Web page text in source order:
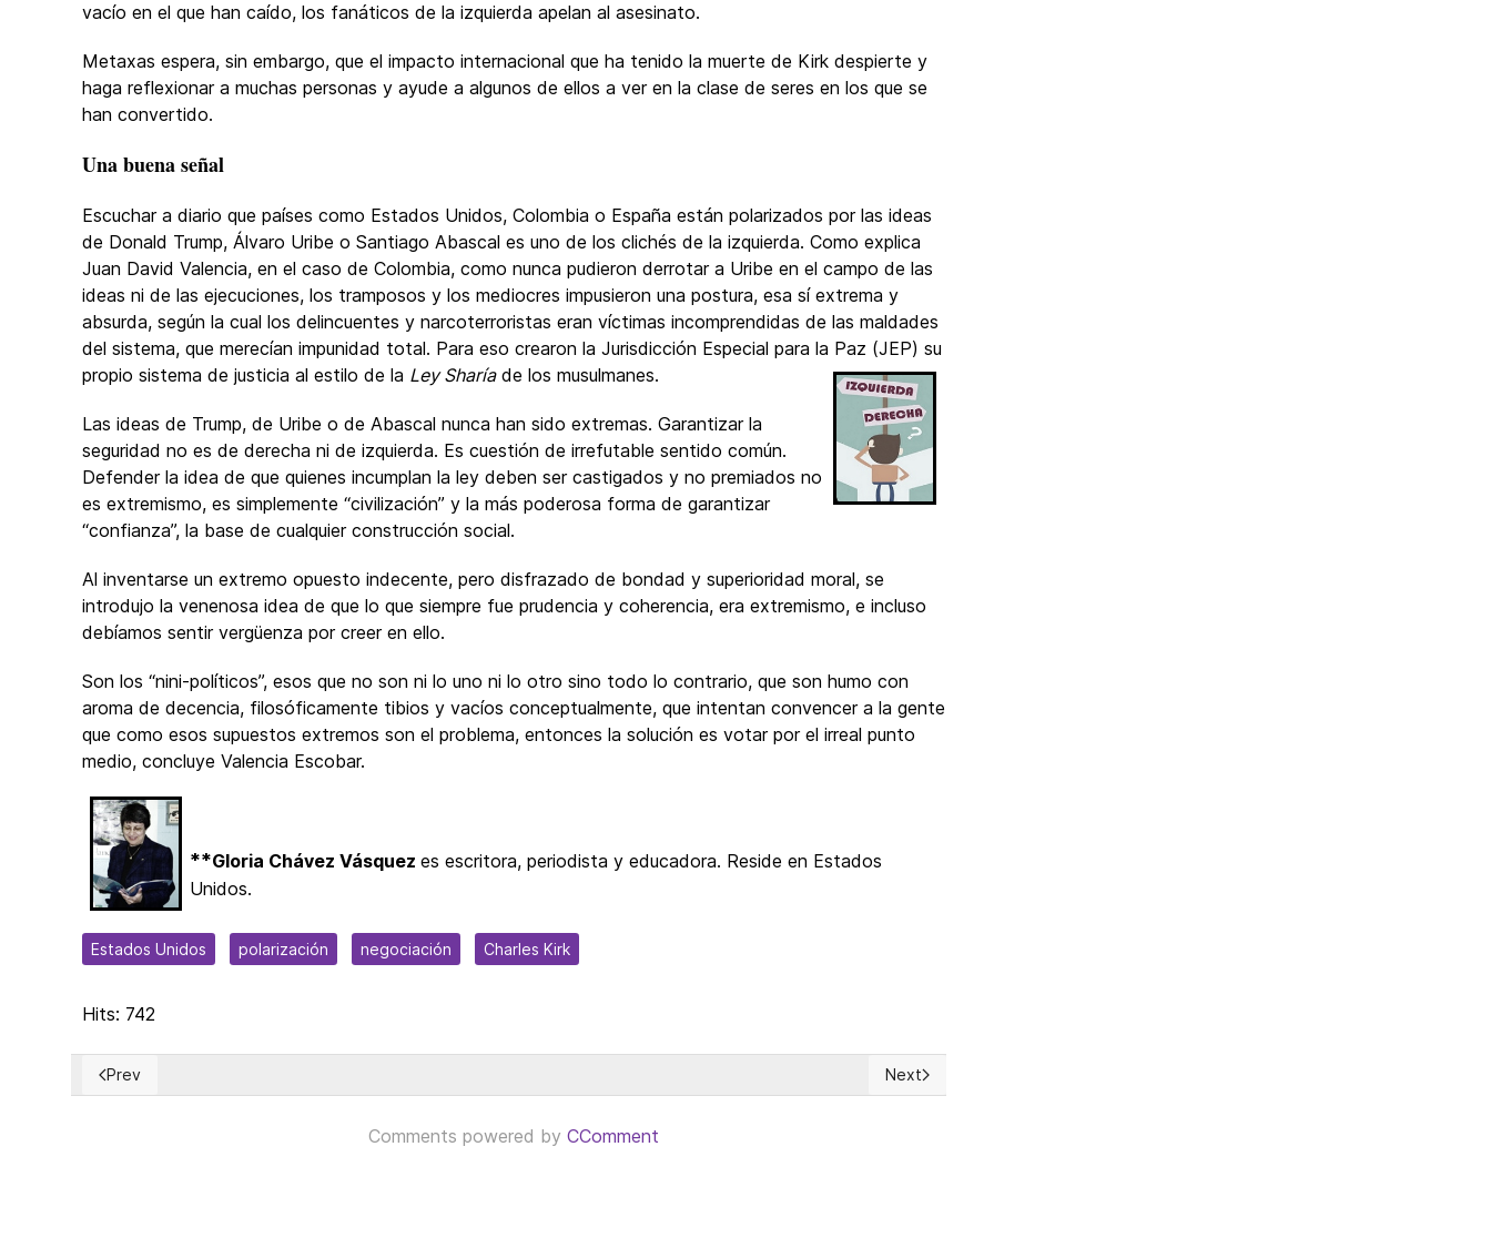
vacío en el que han caído, los fanáticos de la izquierda apelan al asesinato.
Metaxas espera, sin embargo, que el impacto internacional que ha tenido la muerte de Kirk despierte y
haga reflexionar a muchas personas y ayude a algunos de ellos a ver en la clase de seres en los que se
han convertido.
Una buena señal
Escuchar a diario que países como Estados Unidos, Colombia o España están polarizados por las ideas
de Donald Trump, Álvaro Uribe o Santiago Abascal es uno de los clichés de la izquierda. Como explica
Juan David Valencia, en el caso de Colombia, como nunca pudieron derrotar a Uribe en el campo de las
ideas ni de las ejecuciones, los tramposos y los mediocres impusieron una postura, esa sí extrema y
absurda, según la cual los delincuentes y narcoterroristas eran víctimas incomprendidas de las maldades
del sistema, que merecían impunidad total. Para eso crearon la Jurisdicción Especial para la Paz (JEP) su
propio sistema de justicia al estilo de la Ley Sharíade los musulmanes.
Las ideas de Trump, de Uribe o de Abascal nunca han sido extremas. Garantizar la
seguridad no es de derecha ni de izquierda. Es cuestión de irrefutable sentido común.
Defender la idea de que quienes incumplan la ley deben ser castigados y no premiados no
es extremismo, es simplemente “civilización” y la más poderosa forma de garantizar
“confianza”, la base de cualquier construcción social.
Al inventarse un extremo opuesto indecente, pero disfrazado de bondad y superioridad moral, se
introdujo la venenosa idea de que lo que siempre fue prudencia y coherencia, era extremismo, e incluso
debíamos sentir vergüenza por creer en ello.
Son los “nini-políticos”, esos que no son ni lo uno ni lo otro sino todo lo contrario, que son humo con
aroma de decencia, filosóficamente tibios y vacíos conceptualmente, que intentan convencer a la gente
que como esos supuestos extremos son el problema, entonces la solución es votar por el irreal punto
medio, concluye Valencia Escobar.
**Gloria Chávez Vásquez es escritora, periodista y educadora. Reside en Estados
Unidos.
Estados Unidos polarización negociación Charles Kirk
Hits: 742
Previous article: Participatory Democracy in Action
Prev Next article: Las "siete guerras" en las que EEUU alega haber logrado que se
Next
Comments powered byCComment